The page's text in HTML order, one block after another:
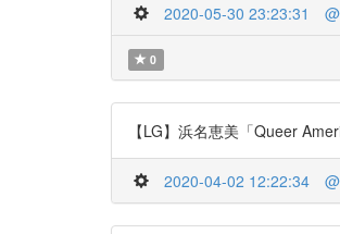
2020-05-30 23:23:31
0
【LG】浜名恵美「Queer
2020-04-02 12:22:34